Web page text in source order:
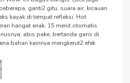
ganti2 gitu, suara air, kicauan
kayak di tempat refleksi. Hot
hangat enak. 15 menit otomatis
abis pake, bertanda garis di
bahan kainnya mengkerut2 efek